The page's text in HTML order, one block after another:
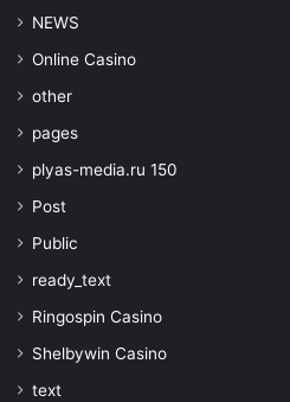
NEWS
Online Casino
other
pages
plyas-media.ru 150
Post
Public
ready_text
Ringospin Casino
Shelbywin Casino
text